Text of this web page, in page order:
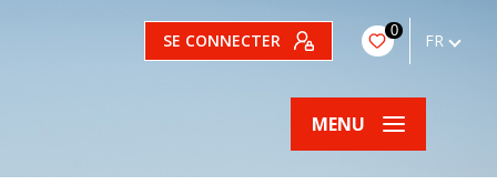
SE CONNECTER 0 FR
MENU